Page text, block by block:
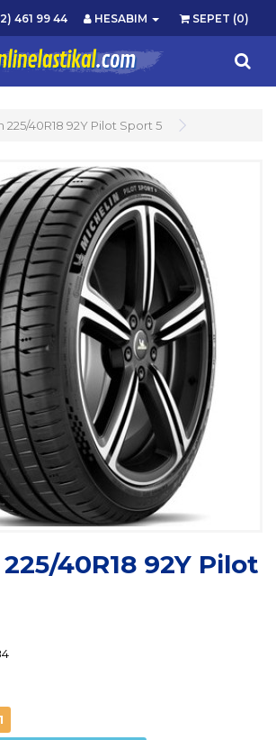
461 99 44 HESABIM SEPET (0)
225/40R18 92Y Pilot Sport 5
40R18 92Y Pilot